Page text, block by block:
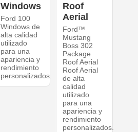
Windows
Ford 100
Windows de
alta calidad
utilizado
para una
apariencia y
rendimiento
personalizados.
Roof
Aerial
Ford™
Mustang
Boss 302
Package
Roof Aerial
Roof Aerial
de alta
calidad
utilizado
para una
apariencia y
rendimiento
personalizados.